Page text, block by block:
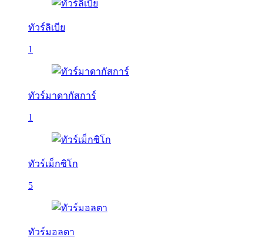
ทัวร์ลิเบีย
1
ทัวร์มาดากัสการ์
1
ทัวร์เม็กซิโก
5
ทัวร์มอลตา